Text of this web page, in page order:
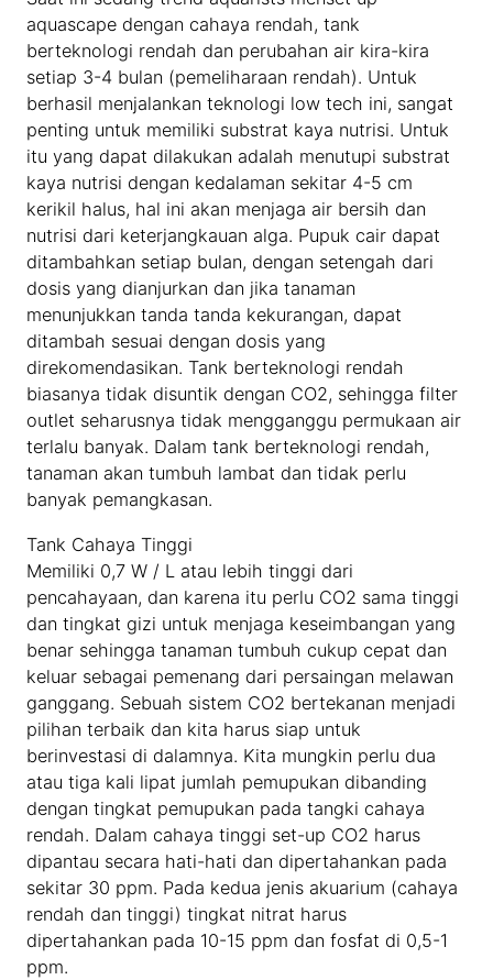
aquascape dengan cahaya rendah, tank
berteknologi rendah dan perubahan air kira-kira
setiap 3-4 bulan (pemeliharaan rendah). Untuk
berhasil menjalankan teknologi low tech ini, sangat
penting untuk memiliki substrat kaya nutrisi. Untuk
itu yang dapat dilakukan adalah menutupi substrat
kaya nutrisi dengan kedalaman sekitar 4-5 cm
kerikil halus, hal ini akan menjaga air bersih dan
nutrisi dari keterjangkauan alga. Pupuk cair dapat
ditambahkan setiap bulan, dengan setengah dari
dosis yang dianjurkan dan jika tanaman
menunjukkan tanda tanda kekurangan, dapat
ditambah sesuai dengan dosis yang
direkomendasikan. Tank berteknologi rendah
biasanya tidak disuntik dengan CO2, sehingga filter
outlet seharusnya tidak mengganggu permukaan air
terlalu banyak. Dalam tank berteknologi rendah,
tanaman akan tumbuh lambat dan tidak perlu
banyak pemangkasan.
Tank Cahaya Tinggi
Memiliki 0,7 W / L atau lebih tinggi dari
pencahayaan, dan karena itu perlu CO2 sama tinggi
dan tingkat gizi untuk menjaga keseimbangan yang
benar sehingga tanaman tumbuh cukup cepat dan
keluar sebagai pemenang dari persaingan melawan
ganggang. Sebuah sistem CO2 bertekanan menjadi
pilihan terbaik dan kita harus siap untuk
berinvestasi di dalamnya. Kita mungkin perlu dua
atau tiga kali lipat jumlah pemupukan dibanding
dengan tingkat pemupukan pada tangki cahaya
rendah. Dalam cahaya tinggi set-up CO2 harus
dipantau secara hati-hati dan dipertahankan pada
sekitar 30 ppm. Pada kedua jenis akuarium (cahaya
rendah dan tinggi) tingkat nitrat harus
dipertahankan pada 10-15 ppm dan fosfat di 0,5-1
ppm.